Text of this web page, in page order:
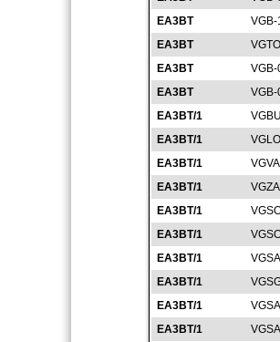
EA3BT
EA3BT
EA3BT
EA3BT
EA3BT/1
EA3BT/1
EA3BT/1
EA3BT/1
EA3BT/1
EA3BT/1
EA3BT/1
EA3BT/1
EA3BT/1
EA3BT/1